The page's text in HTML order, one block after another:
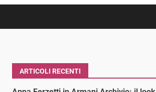
ARTICOLI RECENTI